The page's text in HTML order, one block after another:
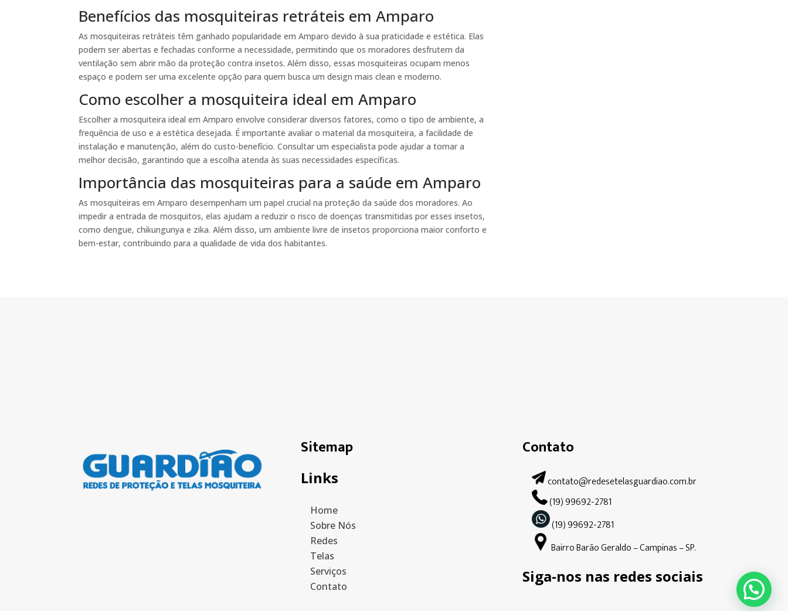
Benefícios das mosquiteiras retráteis em Amparo
As mosquiteiras retráteis têm ganhado popularidade em Amparo devido à sua praticidade e estética. Elas
podem ser abertas e fechadas conforme a necessidade, permitindo que os moradores desfrutem da
ventilação sem abrir mão da proteção contra insetos. Além disso, essas mosquiteiras ocupam menos
espaço e podem ser uma excelente opção para quem busca um design mais clean e moderno.
Como escolher a mosquiteira ideal em Amparo
Escolher a mosquiteira ideal em Amparo envolve considerar diversos fatores, como o tipo de ambiente, a
frequência de uso e a estética desejada. É importante avaliar o material da mosquiteira, a facilidade de
instalação e manutenção, além do custo-benefício. Consultar um especialista pode ajudar a tomar a
melhor decisão, garantindo que a escolha atenda às suas necessidades específicas.
Importância das mosquiteiras para a saúde em Amparo
As mosquiteiras em Amparo desempenham um papel crucial na proteção da saúde dos moradores. Ao
impedir a entrada de mosquitos, elas ajudam a reduzir o risco de doenças transmitidas por esses insetos,
como dengue, chikungunya e zika. Além disso, um ambiente livre de insetos proporciona maior conforto e
bem-estar, contribuindo para a qualidade de vida dos habitantes.
Sitemap
Links
Home
Sobre Nós
Redes
Telas
Serviços
Contato
Contato
contato@redesetelasguardiao.com.br
(19) 99692-2781
(19) 99692-2781
Bairro Barão Geraldo – Campinas – SP.
Siga-nos nas redes sociais